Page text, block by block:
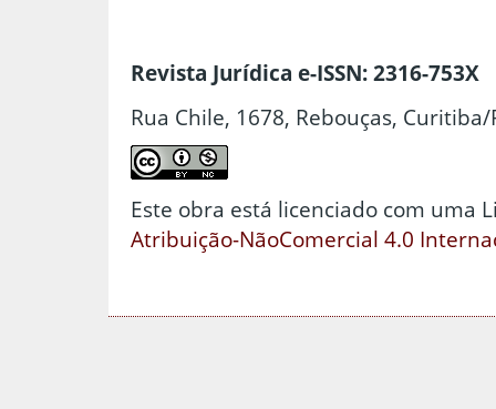
Revista Jurídica e-ISSN: 2316-753X
Rua Chile, 1678, Rebouças, Curitiba/
Este obra está licenciado com uma
Atribuição-NãoComercial 4.0